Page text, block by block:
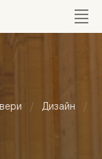
Дизайн